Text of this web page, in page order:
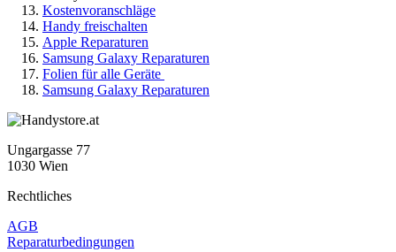
Kostenvoranschläge
Handy freischalten
Apple Reparaturen
Samsung Galaxy Reparaturen
Folien für alle Geräte
Samsung Galaxy Reparaturen
Ungargasse 77
1030 Wien
Rechtliches
AGB
Reparaturbedingungen